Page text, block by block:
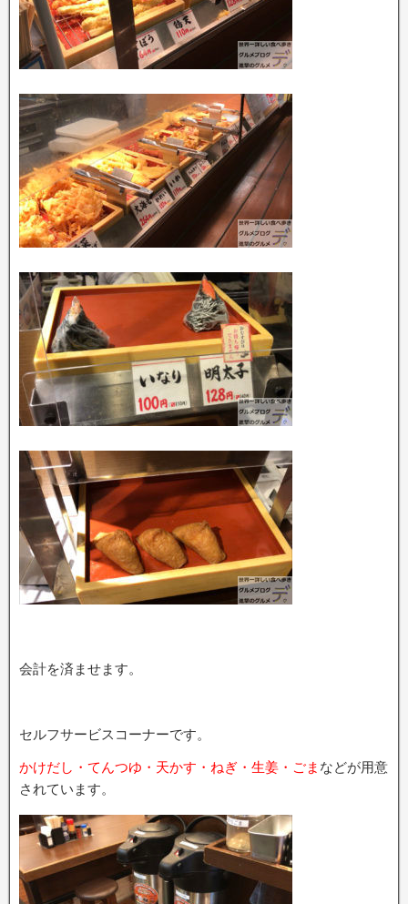
会計を済ませます。
セルフサービスコーナーです。
かけだし・てんつゆ・天かす・ねぎ・生姜・ごま などが用意
されています。